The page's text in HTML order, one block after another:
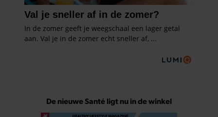
De nieuwe Santé ligt nu in de winkel